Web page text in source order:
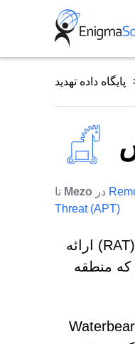
پایگاه داده تهدید
Mezo
Threat (APT)
محققان امنیت سایبری بینش جدیدی در مورد Deuterbear، یک تروجان دسترسی از راه دور (RAT) ارائه
که منطقه
Deuterbear RAT شبیه ابزار مضری است که قبلاً توسط این گروه استفاده می شد و به نام Waterbear